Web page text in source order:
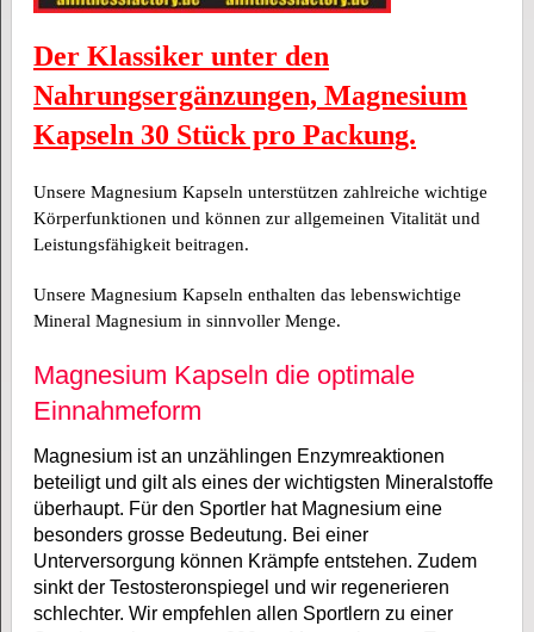
Der Klassiker unter den
Nahrungsergänzungen, Magnesium
Kapseln 30 Stück pro Packung.
Unsere Magnesium Kapseln unterstützen zahlreiche wichtige
Körperfunktionen und können zur allgemeinen Vitalität und
Leistungsfähigkeit beitragen.
Unsere Magnesium Kapseln enthalten das lebenswichtige
Mineral Magnesium in sinnvoller Menge.
Magnesium Kapseln die optimale
Einnahmeform
Magnesium ist an unzählingen Enzymreaktionen
beteiligt und gilt als eines der wichtigsten Mineralstoffe
überhaupt. Für den Sportler hat Magnesium eine
besonders grosse Bedeutung. Bei einer
Unterversorgung können Krämpfe entstehen. Zudem
sinkt der Testosteronspiegel und wir regenerieren
schlechter. Wir empfehlen allen Sportlern zu einer